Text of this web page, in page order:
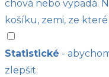
chová nebo vypadá.
košíku, zemi, ze
Statistické -
zlepšit.